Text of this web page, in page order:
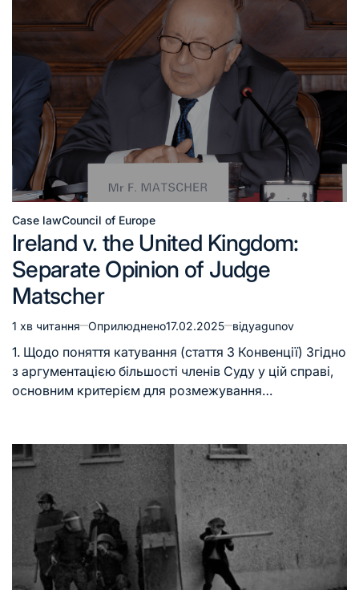
Case lawCouncil of Europe
Ireland v. the United Kingdom:
Separate Opinion of Judge
Matscher
1 хв читання Оприлюднено17.02.2025 відyagunov
1. Щодо поняття катування (стаття 3 Конвенції) Згідно
з аргументацією більшості членів Суду у цій справі,
основним критерієм для розмежування…